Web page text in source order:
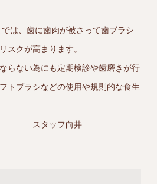
は、歯に歯肉が被さって歯ブラシ
スクが高まります。
らない為にも定期検診や歯磨きが行
トブラシなどの使用や規則的な食生
向井